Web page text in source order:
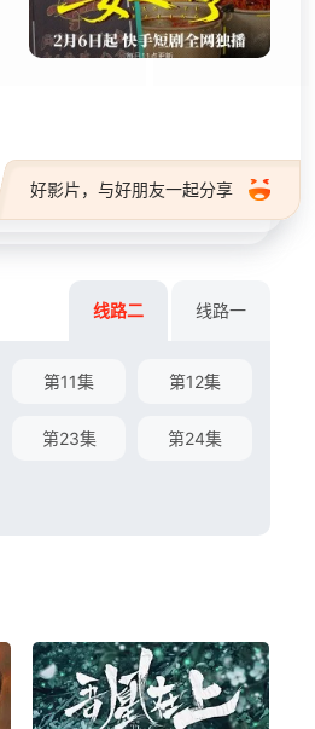
好影片，与好朋友一起分享
线路二 线路一
第11集 第12集
第23集 第24集